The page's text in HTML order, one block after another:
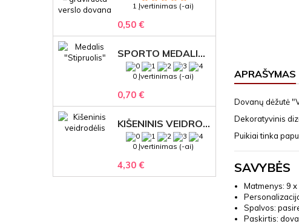
1 Įvertinimas (-ai)
0,50 €
SPORTO MEDALIS "STIPRUOLIS" SU GRAVIRUOTU TEKSTU
0 Įvertinimas (-ai)
0,70 €
KIŠENINIS VEIDRODĖLIS
0 Įvertinimas (-ai)
4,30 €
APRAŠYMAS
Dovanų dėžutė
Dekoratyvinis
Puikiai tinka
SAVYBĖS
Matmenys: 9 x
Spalvos:
Paskirtis: